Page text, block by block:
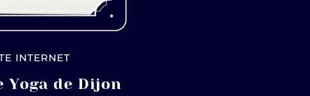
INTERNET
Yoga de Dijon